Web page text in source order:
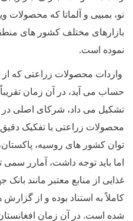
نو، بمبیی و آلماتا که محصولات
بازارهای مختلف کشور های
نموده است.
واردات محصولات زراعتی که از
تشکیل می داد، شرکای اصلی در
محصولات زراعتی با تفکیک
توان کشور های روسیه،
اما باید توجه داشت، آمارر
غذایی از منابع معتبر مانند
کاملاً به استناد بوده و از
شده است. در آن زمان